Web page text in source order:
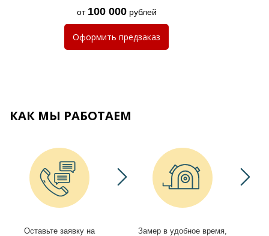
от 100 000рублей
Оформить предзаказ
КАК МЫ РАБОТАЕМ
Оставьте заявку на
Замер в удобное время,